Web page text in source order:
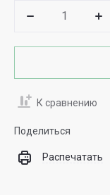
К сравнению
Поделиться
Распечатать